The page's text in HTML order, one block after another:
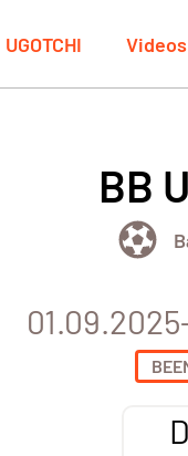
UGOTCHI Videos
BB